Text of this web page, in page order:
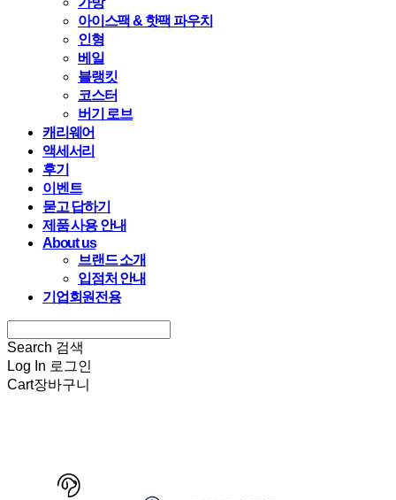
아이스팩 & 핫팩 파우치
인형
베일
블랭킷
코스터
버기 로브
캐리웨어
액세서리
후기
이벤트
묻고 답하기
제품 사용 안내
About us
브랜드 소개
입점처 안내
기업회원전용
Search 검색
Log In 로그인
Cart장바구니